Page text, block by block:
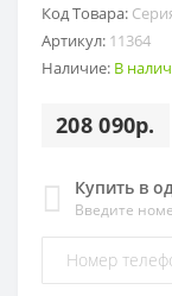
Код Товара:
Артикул: 11364
Наличие: В
208 090р.
Купить в
Введите